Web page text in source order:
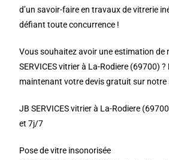
d’un savoir-faire en travaux de vitrerie
défiant toute concurrence !
Vous souhaitez avoir une estimation de
SERVICES vitrier à La-Rodiere (69700) ?
maintenant votre devis gratuit sur notre
JB SERVICES vitrier à La-Rodiere
et 7j/7
Pose de vitre insonorisée